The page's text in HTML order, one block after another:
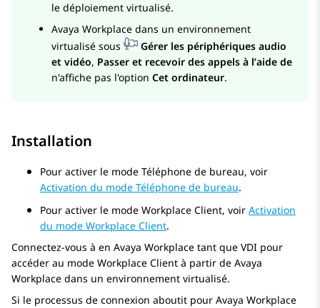
le déploiement virtualisé.
Avaya Workplace dans un environnement
virtualisé sous
Gérer les périphériques audio
et vidéo, Passer et recevoir des appels à lʼaide de
n'affiche pas l'option Cet ordinateur.
Installation
Pour activer le mode Téléphone de bureau, voir
Activation du mode Téléphone de bureau.
Pour activer le mode Workplace Client, voir Activation
du mode Workplace Client.
Connectez-vous à en Avaya Workplace tant que VDI pour
accéder au mode Workplace Client à partir de Avaya
Workplace dans un environnement virtualisé.
Si le processus de connexion aboutit pour Avaya Workplace